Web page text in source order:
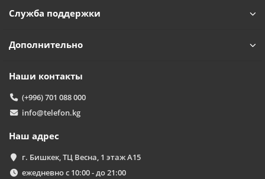
Служба поддержки
Дополнительно
Наши контакты
(+996) 701 088 000
info@telefon.kg
Наш адрес
г. Бишкек, ТЦ Весна, 1 этаж А15
ежедневно с 10:00 - до 21:00